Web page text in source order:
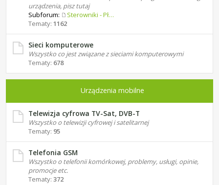
urządzenia, pisz tutaj
Subforum:
Sterowniki - Płyty główne
Tematy: 1162
Sieci komputerowe
Wszystko co jest związane z sieciami komputerowymi
Tematy: 678
Urządzenia mobilne
Telewizja cyfrowa TV-Sat, DVB-T
Wszystko o telewizji cyfrowej i satelitarnej
Tematy: 95
Telefonia GSM
Wszystko o telefonii komórkowej, problemy, usługi, opinie,
promocje etc.
Tematy: 372